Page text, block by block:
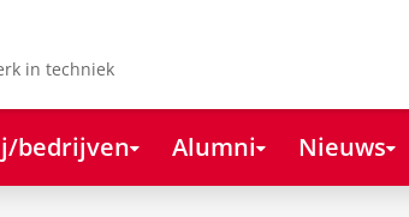
in techniek
bedrijven Alumni Nieuws